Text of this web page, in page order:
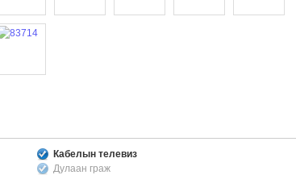
Кабелын телевиз
Дулаан граж